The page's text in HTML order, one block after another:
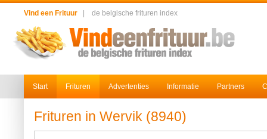
Vind een Frituur de belgische frituren index
Start Frituren Advertenties Informatie Partners
Frituren in Wervik (8940)